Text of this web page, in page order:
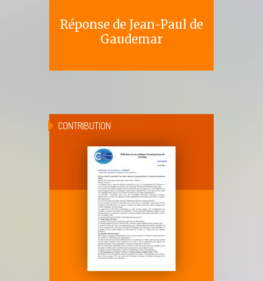
Réponse de Jean-Paul de
Gaudemar
CONTRIBUTION